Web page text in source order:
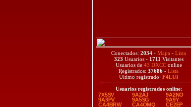
Conectados: 2034 - Mapa - Lista
323 Usuarios - 1711 Visitantes
Usuarios de 43 DXCConline
Registrados: 37686 - Lista
Último registrado: F4LUI
Usuarios registrados online:
7X5SV
9A2AJ
9A2NO
9A3PV
9A5SG
9A9Y
CA4BRW
CA4OMQ
CE2EP